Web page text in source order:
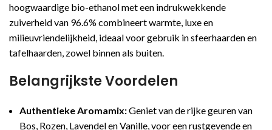
hoogwaardige bio-ethanol met een indrukwekkende
zuiverheid van 96.6% combineert warmte, luxe en
milieuvriendelijkheid, ideaal voor gebruik in sfeerhaarden en
tafelhaarden, zowel binnen als buiten.
Belangrijkste Voordelen
Authentieke Aromamix:Geniet van de rijke geuren van
Bos, Rozen, Lavendel en Vanille, voor een rustgevende en